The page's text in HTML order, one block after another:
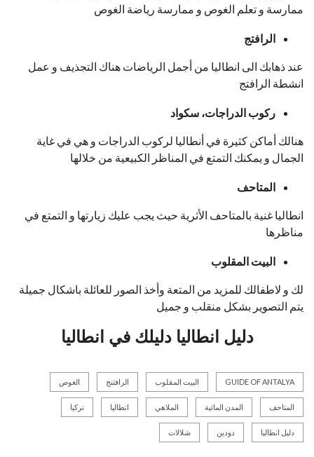
ممارسة و تعلم الغوص و ممارسة رياضة الغوص
الرافتج
عند ذهابك الى انطاليا من أجمل الرياضات هناك التجذيف و عمل
انشطة الرافتج
ركوب الدراجات، سكواد
هنالك أماكن كثيرة في أنطاليا لركوب الدراجات و هي في غاية
الجمال و يمكنك التمتع في المناظر الكبيعية من خلالها
المتاحف
انطاليا غنية بالمتاحف الأثرية حيث يجب عليك زيارتها و التمتع في
مناظرها
البيت المقلوب
لك و لاطفالك للمزيد من المتعة وأخذ الصور للعائلة باشكال جميلة
يتم التصوير بشكل منقلب و جميل
دليل انطاليا دليلك في انطاليا
GUIDE OF ANTALYA البيت المقلوب الرافتنج الغوص
المتاحف المدن المائية الملاهي انطاليا تركيا
دليل انطاليا دودين شلالات